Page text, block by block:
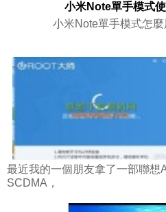
小米Note單手模式
小米Note單手模式怎
最近我的一個朋友拿了一部聯想
SCDMA，